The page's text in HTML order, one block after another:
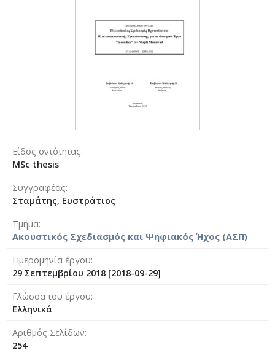
Είδος οντότητας
MSc thesis
Συγγραφέας
Σταμάτης, Ευστράτιος
Τμήμα
Ακουστικός Σχεδιασμός και Ψηφιακός Ήχος (ΑΣΠ)
Ημερομηνία έργου
29 Σεπτεμβρίου 2018 [2018-09-29]
Γλώσσα του έργου
Ελληνικά
Αριθμός Σελίδων
254